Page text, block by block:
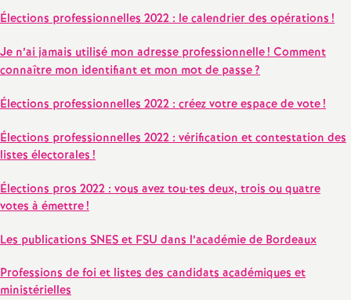
s
E
n
s
e
i
g
Élections professionnelles 2022 : le calendrier des opérations!
Je n’ai jamais utilisé mon adresse professionnelle! Comment
connaître mon identifiant et mon mot de passe?
Élections professionnelles 2022 : créez votre espace de vote!
Élections professionnelles 2022 : vérification et contestation des
listes électorales!
Élections pros 2022 : vous avez tou·tes deux, trois ou quatre
votes à émettre!
Les publications SNES et FSU dans l’académie de Bordeaux
Professions de foi et listes des candidats académiques et
ministérielles